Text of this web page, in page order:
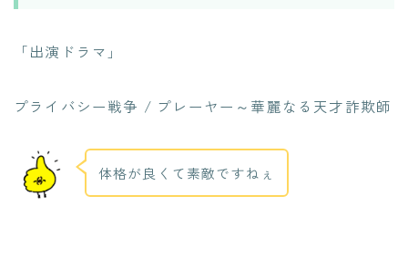
「出演ドラマ」
プライバシー戦争 / プレーヤー～華麗なる天才詐欺師
体格が良くて素敵ですねぇ